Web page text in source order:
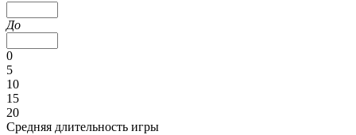
До
0
5
10
15
20
Средняя длительность игры